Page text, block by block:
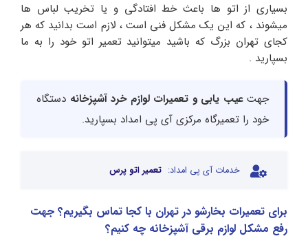
بسیاری از اتو ها باعث خط افتادگی و یا تخریب لباس ها
میشوند ، که این یک مشکل فنی است ، لازم است بدانید که هر
کجای تهران بزرگ که باشید میتوانید تعمیر اتو خود را به ما
بسپارید .
جهتعیب یابی و تعمیرات لوازم خرد آشپزخانه دستگاه
خود را تعمیرگاه مرکزی آی پی امداد بسپارید.
خدمات آی پی امداد: تعمیر اتو پرس
برای تعمیرات بخارشو در تهران با کجا تماس بگیریم؟ جهت
رفع مشکل لوازم برقی آشپزخانه چه کنیم؟